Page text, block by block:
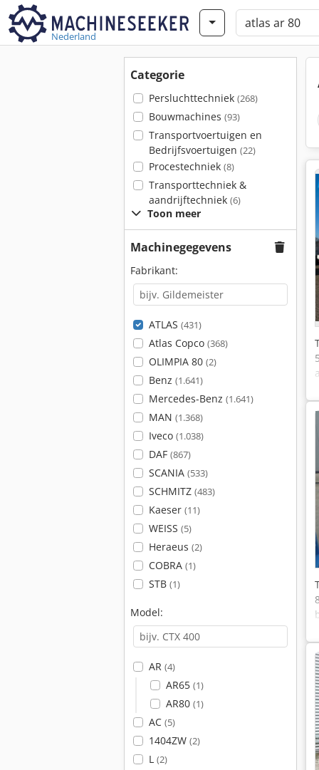
Nederland
Categorie
Persluchttechniek (268)
Bouwmachines (93)
Transportvoertuigen en
Bedrijfsvoertuigen (22)
Procestechniek (8)
Transporttechniek &
aandrijftechniek (6)
Toon meer
Machinegegevens
Fabrikant:
ATLAS (431)
Atlas Copco (368)
OLIMPIA 80 (2)
Benz (1.641)
Mercedes-Benz (1.641)
MAN (1.368)
Iveco (1.038)
DAF (867)
SCANIA (533)
SCHMITZ (483)
Kaeser (11)
WEISS (5)
Heraeus (2)
COBRA (1)
STB (1)
Model:
AR (4)
AR65 (1)
AR80 (1)
AC (5)
1404ZW (2)
L (2)